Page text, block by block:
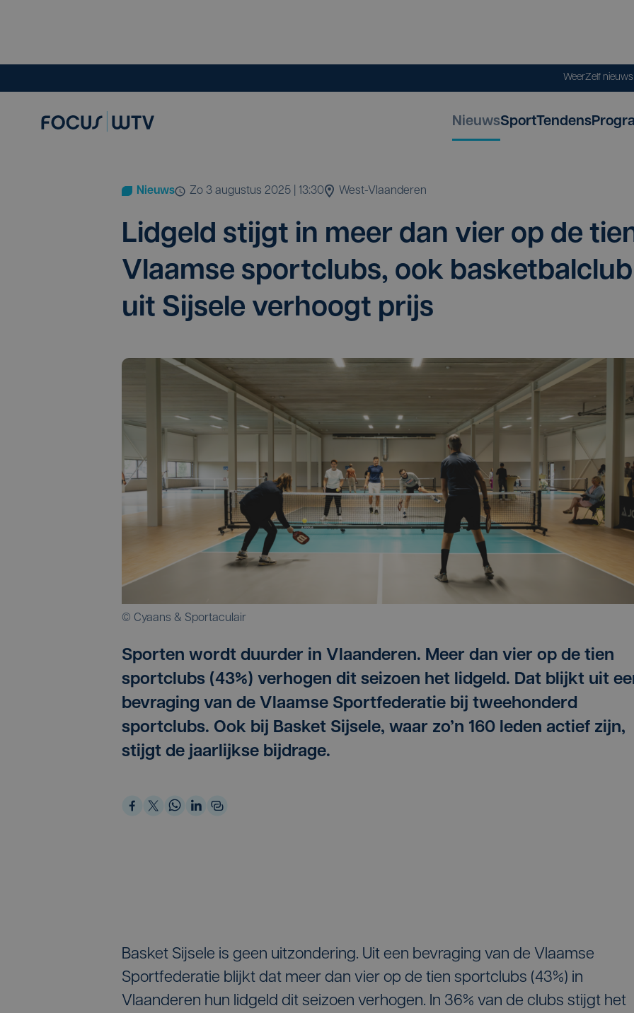
WeerZelf
NieuwsSportTendens
Nieuws zo 3 augustus 2025 | 13:30 West-Vlaanderen
Lid­geld stijgt in meer dan vier op de
Vlaam­se sport­clubs, ook bas­ket­bal­club
uit Sij­se­le ver­hoogt prijs
© Cyaans & Sportaculair
Sporten wordt duurder in Vlaanderen. Meer dan vier op de tien
sportclubs (43%) verhogen dit seizoen het lidgeld. Dat blijkt uit
bevraging van de Vlaamse Sportfederatie bij tweehonderd
sportclubs. Ook bij Basket Sijsele, waar zo’n 160 leden actief zijn,
stijgt de jaarlijkse bijdrage.
Basket Sijsele is geen uitzondering. Uit een bevraging van de Vlaamse
Sportfederatie blijkt dat meer dan vier op de tien sportclubs (43%) in
Vlaanderen hun lidgeld dit seizoen verhogen. In 36% van de clubs stijgt het